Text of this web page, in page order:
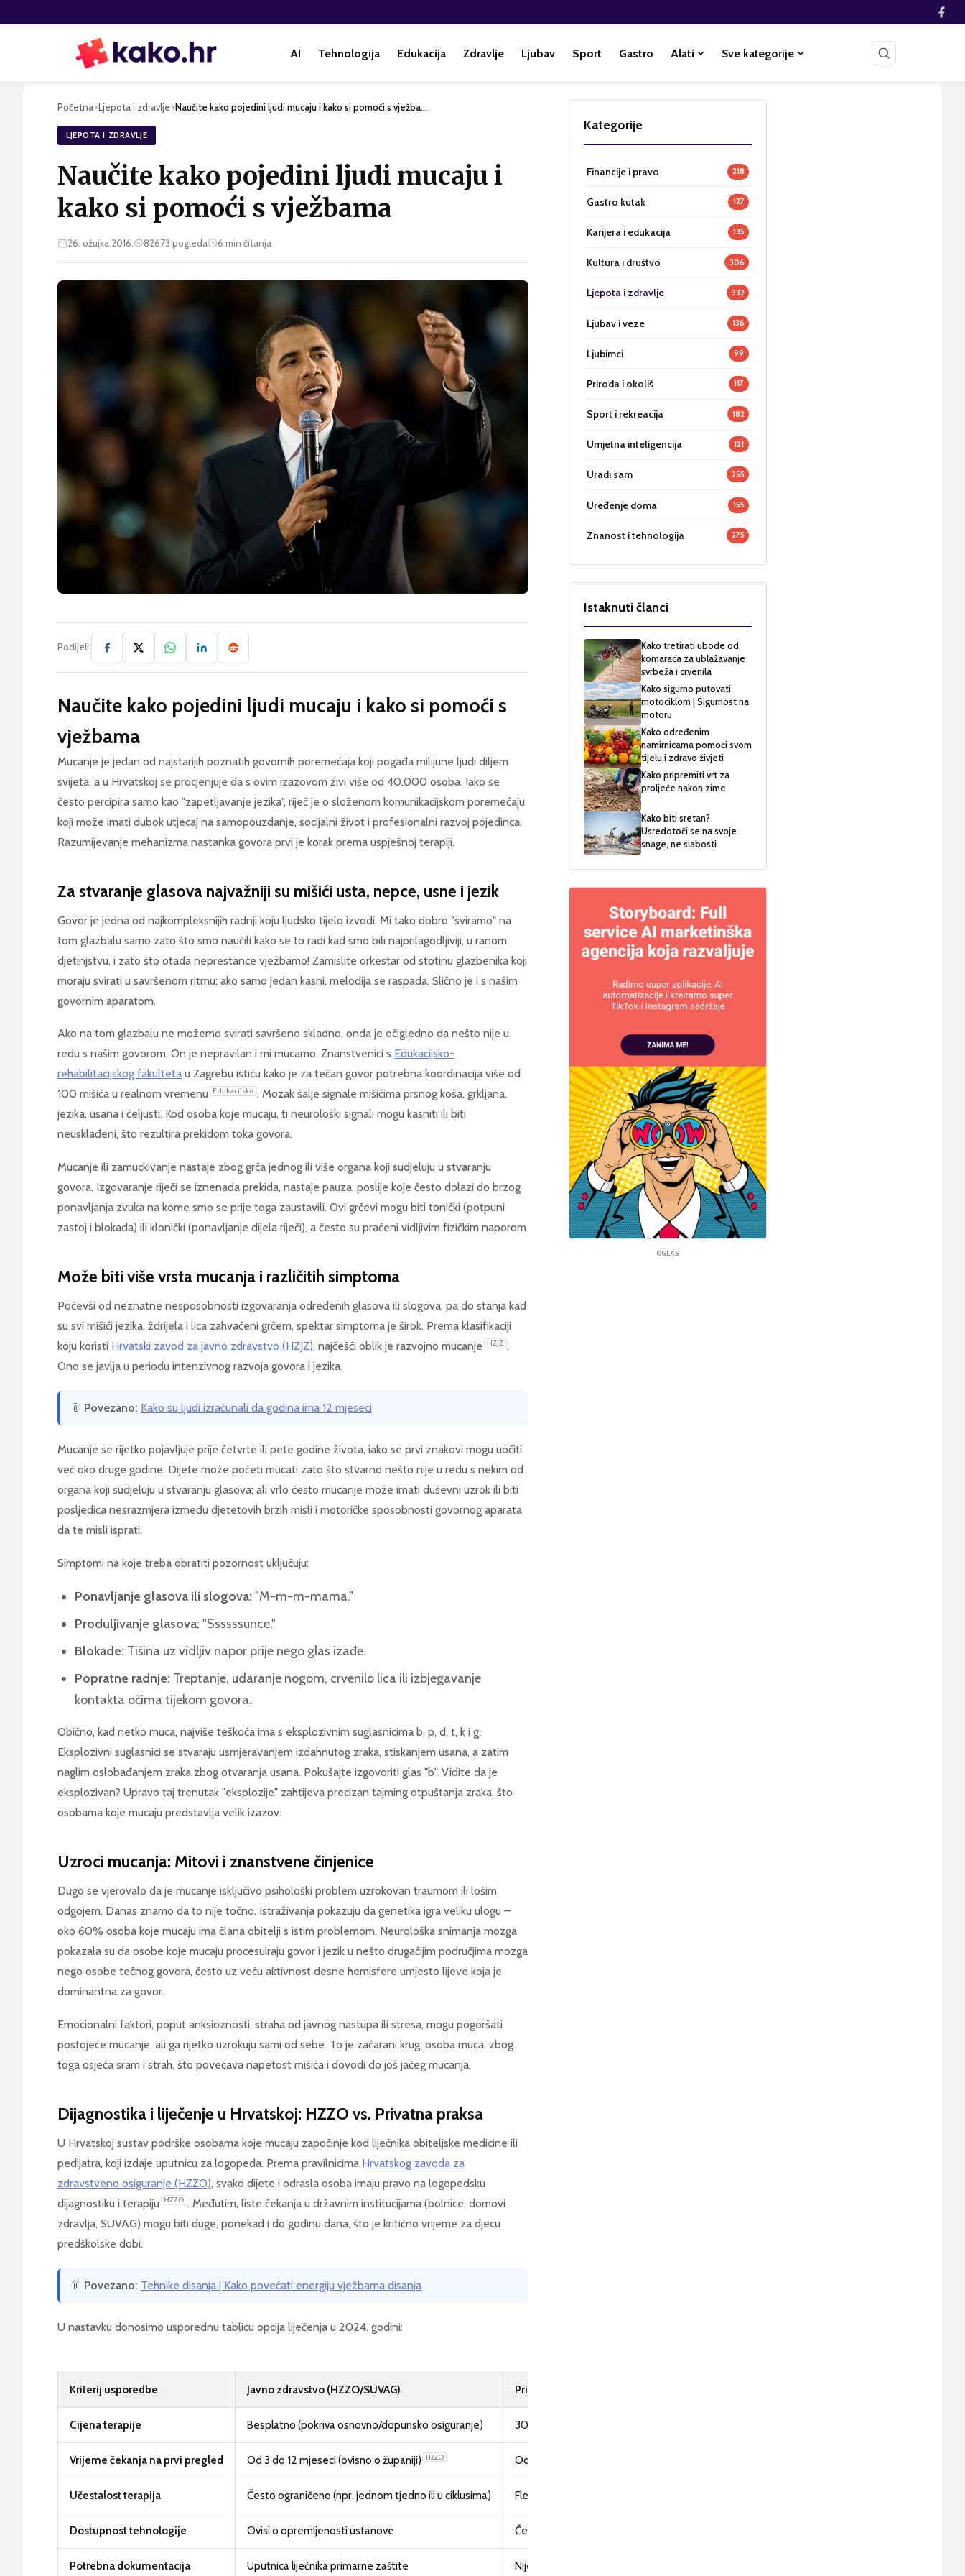
AI Tehnologija Edukacija Zdravlje Ljubav Sport Gastro Alati Sve kategorije
Početna›Ljepota i zdravlje ›Naučite kako pojedini ljudi mucaju i kako si pomoći s vježba…
LJEPOTA I ZDRAVLJE
Naučite kako pojedini ljudi mucaju i
kako si pomoći s vježbama
26. ožujka 2016. 82673 pogleda 6 min čitanja
Podijeli:
Naučite kako pojedini ljudi mucaju i kako si pomoći s
vježbama
Mucanje je jedan od najstarijih poznatih govornih poremećaja koji pogađa milijune ljudi diljem
svijeta, a u Hrvatskoj se procjenjuje da s ovim izazovom živi više od 40.000 osoba. Iako se
često percipira samo kao "zapetljavanje jezika", riječ je o složenom komunikacijskom poremećaju
koji može imati dubok utjecaj na samopouzdanje, socijalni život i profesionalni razvoj pojedinca.
Razumijevanje mehanizma nastanka govora prvi je korak prema uspješnoj terapiji.
Za stvaranje glasova najvažniji su mišići usta, nepce, usne i jezik
Govor je jedna od najkompleksnijih radnji koju ljudsko tijelo izvodi. Mi tako dobro "sviramo" na
tom glazbalu samo zato što smo naučili kako se to radi kad smo bili najprilagodljiviji, u ranom
djetinjstvu, i zato što otada neprestance vježbamo! Zamislite orkestar od stotinu glazbenika koji
moraju svirati u savršenom ritmu; ako samo jedan kasni, melodija se raspada. Slično je i s našim
govornim aparatom.
Ako na tom glazbalu ne možemo svirati savršeno skladno, onda je očigledno da nešto nije u
redu s našim govorom. On je nepravilan i mi mucamo. Znanstvenici s Edukacijsko-
rehabilitacijskog fakulteta u Zagrebu ističu kako je za tečan govor potrebna koordinacija više od
100 mišića u realnom vremenu
Edukacijsko . Mozak šalje signale mišićima prsnog koša, grkljana,
jezika, usana i čeljusti. Kod osoba koje mucaju, ti neurološki signali mogu kasniti ili biti
neusklađeni, što rezultira prekidom toka govora.
Mucanje ili zamuckivanje nastaje zbog grča jednog ili više organa koji sudjeluju u stvaranju
govora. Izgovaranje riječi se iznenada prekida, nastaje pauza, poslije koje često dolazi do brzog
ponavljanja zvuka na kome smo se prije toga zaustavili. Ovi grčevi mogu biti tonički (potpuni
zastoj i blokada) ili klonički (ponavljanje dijela riječi), a često su praćeni vidljivim fizičkim naporom.
Može biti više vrsta mucanja i različitih simptoma
Počevši od neznatne nesposobnosti izgovaranja određenih glasova ili slogova, pa do stanja kad
su svi mišići jezika, ždrijela i lica zahvaćeni grčem, spektar simptoma je širok. Prema klasifikaciji
koju koristi Hrvatski zavod za javno zdravstvo (HZJZ), najčešći oblik je razvojno mucanje HZJZ .
Ono se javlja u periodu intenzivnog razvoja govora i jezika.
📎 Povezano: Kako su ljudi izračunali da godina ima 12 mjeseci
Mucanje se rijetko pojavljuje prije četvrte ili pete godine života, iako se prvi znakovi mogu uočiti
već oko druge godine. Dijete može početi mucati zato što stvarno nešto nije u redu s nekim od
organa koji sudjeluju u stvaranju glasova; ali vrlo često mucanje može imati duševni uzrok ili biti
posljedica nesrazmjera između djetetovih brzih misli i motoričke sposobnosti govornog aparata
da te misli isprati.
Simptomi na koje treba obratiti pozornost uključuju:
Ponavljanje glasova ili slogova: "M-m-m-mama."
Produljivanje glasova: "Ssssssunce."
Blokade: Tišina uz vidljiv napor prije nego glas izađe.
Popratne radnje: Treptanje, udaranje nogom, crvenilo lica ili izbjegavanje
kontakta očima tijekom govora.
Obično, kad netko muca, najviše teškoća ima s eksplozivnim suglasnicima b, p, d, t, k i g.
Eksplozivni suglasnici se stvaraju usmjeravanjem izdahnutog zraka, stiskanjem usana, a zatim
naglim oslobađanjem zraka zbog otvaranja usana. Pokušajte izgovoriti glas "b". Vidite da je
eksplozivan? Upravo taj trenutak "eksplozije" zahtijeva precizan tajming otpuštanja zraka, što
osobama koje mucaju predstavlja velik izazov.
Uzroci mucanja: Mitovi i znanstvene činjenice
Dugo se vjerovalo da je mucanje isključivo psihološki problem uzrokovan traumom ili lošim
odgojem. Danas znamo da to nije točno. Istraživanja pokazuju da genetika igra veliku ulogu –
oko 60% osoba koje mucaju ima člana obitelji s istim problemom. Neurološka snimanja mozga
pokazala su da osobe koje mucaju procesuiraju govor i jezik u nešto drugačijim područjima mozga
nego osobe tečnog govora, često uz veću aktivnost desne hemisfere umjesto lijeve koja je
dominantna za govor.
Emocionalni faktori, poput anksioznosti, straha od javnog nastupa ili stresa, mogu pogoršati
postojeće mucanje, ali ga rijetko uzrokuju sami od sebe. To je začarani krug: osoba muca, zbog
toga osjeća sram i strah, što povećava napetost mišića i dovodi do još jačeg mucanja.
Dijagnostika i liječenje u Hrvatskoj: HZZO vs. Privatna praksa
U Hrvatskoj sustav podrške osobama koje mucaju započinje kod liječnika obiteljske medicine ili
pedijatra, koji izdaje uputnicu za logopeda. Prema pravilnicima Hrvatskog zavoda za
zdravstveno osiguranje (HZZO), svako dijete i odrasla osoba imaju pravo na logopedsku
dijagnostiku i terapiju
HZZO . Međutim, liste čekanja u državnim institucijama (bolnice, domovi
zdravlja, SUVAG) mogu biti duge, ponekad i do godinu dana, što je kritično vrijeme za djecu
predškolske dobi.
📎 Povezano: Tehnike disanja | Kako povećati energiju vježbama disanja
U nastavku donosimo usporednu tablicu opcija liječenja u 2024. godini:
Kriterij usporedbe Javno zdravstvo (HZZO/SUVAG) Privatna logopedska praksa
Cijena terapije Besplatno (pokriva osnovno/dopunsko osiguranje) 30 – 50 EUR po terminu (45 min)
Vrijeme čekanja na prvi pregled Od 3 do 12 mjeseci (ovisno o županiji) HZZO Od 1 do 4 tjedna
Učestalost terapija Često ograničeno (npr. jednom tjedno ili u ciklusima) Fleksibilno (moguće 2-3 puta tjedno)
Dostupnost tehnologije Ovisi o opremljenosti ustanove Često dostupni digitalni alati i novije metode
Potrebna dokumentacija Uputnica liječnika primarne zaštite Nije potrebna uputnica
Kategorije
Financije i pravo 218
Gastro kutak 127
Karijera i edukacija 135
Kultura i društvo 306
Ljepota i zdravlje 332
Ljubav i veze 136
Ljubimci 99
Priroda i okoliš 117
Sport i rekreacija 182
Umjetna inteligencija 121
Uradi sam 255
Uređenje doma 155
Znanost i tehnologija 275
Istaknuti članci
Kako tretirati ubode od
komaraca za ublažavanje
svrbeža i crvenila
Kako sigurno putovati
motociklom | Sigurnost na
motoru
Kako određenim
namirnicama pomoći svom
tijelu i zdravo živjeti
Kako pripremiti vrt za
proljeće nakon zime
Kako biti sretan?
Usredotoči se na svoje
snage, ne slabosti
OGLAS